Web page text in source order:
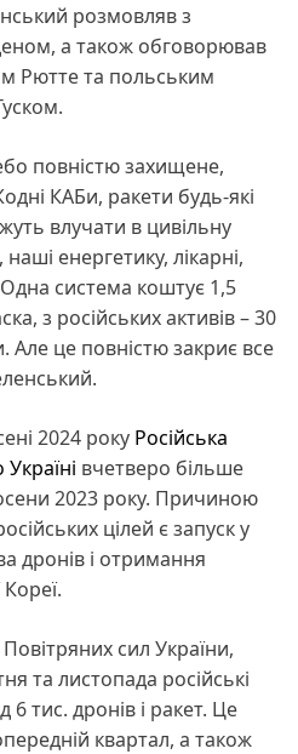
розмовляв з
а також обговорював
Рютте та польським
повністю захищене,
КАБи, ракети будь-які
влучати в цивільну
енергетику, лікарні,
система коштує 1,5
з російських активів – 30
Але це повністю закриє все
2024 року Російська
вчетверо більше
2023 року. Причиною
цілей є запуск у
дронів і отримання
сил України,
та листопада російські
6 тис. дронів і ракет. Це
квартал, а також